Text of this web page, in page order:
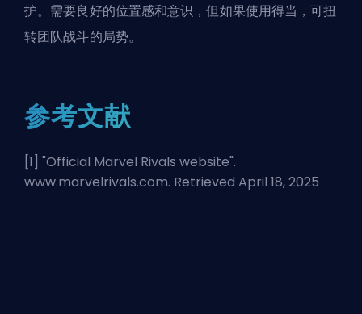
护。需要良好的位置感和意识，但如果使用得当，可扭
转团队战斗的局势。
参考文献
[1] "Official Marvel Rivals website".
www.marvelrivals.com. Retrieved April 18, 2025